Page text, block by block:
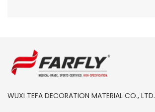
WUXI TEFA DECORATION MATERIAL CO., LTD.